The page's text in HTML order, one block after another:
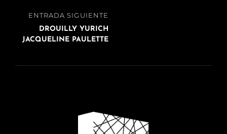
Navegación
entradas
ENTRADA
SIGUIENTE
ENTRADA SIGUIENTE
DROUILLY YURICH
JACQUELINE PAULETTE